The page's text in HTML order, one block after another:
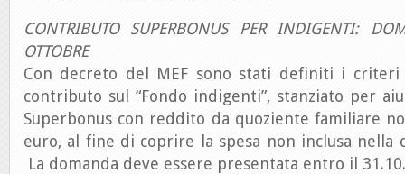
CONTRIBUTO SUPERBONUS PER INDIGENTI:
OTTOBRE
Con decreto del MEF sono stati definiti i criteri
contributo sul “Fondo indigenti”, stanziato per
Superbonus con reddito da quoziente familiare
euro, al fine di coprire la spesa non inclusa nella
La domanda deve essere presentata entro il